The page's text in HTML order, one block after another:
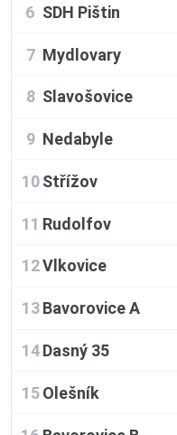
6 SDH Pištin
7 Mydlovary
8 Slavošovice
9 Nedabyle
10 Střížov
11 Rudolfov
12Vlkovice
13 Bavorovice A
14 Dasný 35
15 Olešník